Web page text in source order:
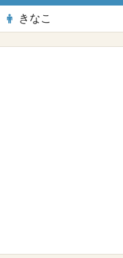
きなこ